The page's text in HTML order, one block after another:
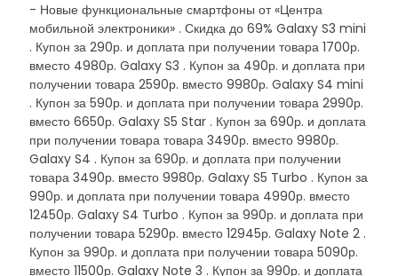
- Новые функциональные смартфоны от «Центра
мобильной электроники» . Скидка до 69% Galaxy S3 mini
. Купон за 290р. и доплата при получении товара 1700р.
вместо 4980р. Galaxy S3 . Купон за 490р. и доплата при
получении товара 2590р. вместо 9980р. Galaxy S4 mini
. Купон за 590р. и доплата при получении товара 2990р.
вместо 6650р. Galaxy S5 Star . Купон за 690р. и доплата
при получении товара товара 3490р. вместо 9980р.
Galaxy S4 . Купон за 690р. и доплата при получении
товара 3490р. вместо 9980р. Galaxy S5 Turbo . Купон за
990р. и доплата при получении товара 4990р. вместо
12450р. Galaxy S4 Turbo . Купон за 990р. и доплата при
получении товара 5290р. вместо 12945р. Galaxy Note 2 .
Купон за 990р. и доплата при получении товара 5090р.
вместо 11500р. Galaxy Note 3 . Купон за 990р. и доплата